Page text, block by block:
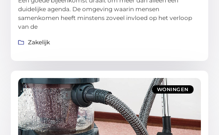
duidelijke agenda. De omgeving waarin mensen
samenkomen heeft minstens zoveel invloed op het verloop
van de
Zakelijk
WONINGEN